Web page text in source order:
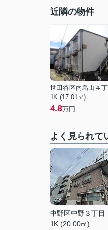
近隣の物件
世田谷区南烏山４丁
1K (17.01㎡)
4.8万円
よく見られて
中野区中野３丁目
1K (20.00㎡)